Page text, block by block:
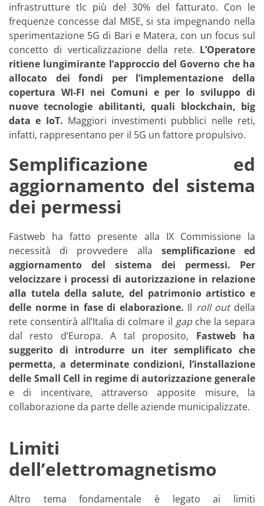
infrastrutture tlc più del 30% del fatturato. Con le
frequenze concesse dal MISE, si sta impegnando nella
sperimentazione 5G di Bari e Matera, con un focus sul
concetto di verticalizzazione della rete. L’Operatore
ritiene lungimirante l’approccio del Governo che ha
allocato dei fondi per l’implementazione della
copertura WI-FI nei Comuni e per lo sviluppo di
nuove tecnologie abilitanti, quali blockchain, big
data e IoT. Maggiori investimenti pubblici nelle reti,
infatti, rappresentano per il 5G un fattore propulsivo.
Semplificazione ed
aggiornamento del sistema
dei permessi
Fastweb ha fatto presente alla IX Commissione la
necessità di provvedere alla semplificazione ed
aggiornamento del sistema dei permessi. Per
velocizzare i processi di autorizzazione in relazione
alla tutela della salute, del patrimonio artistico e
delle norme in fase di elaborazione. Il roll outdella
rete consentirà all’Italia di colmare il gap che la separa
dal resto d’Europa. A tal proposito, Fastweb ha
suggerito di introdurre un iter semplificato che
permetta, a determinate condizioni, l’installazione
delle Small Cell in regime di autorizzazione generale
e di incentivare, attraverso apposite misure, la
collaborazione da parte delle aziende municipalizzate.
Limiti
dell’elettromagnetismo
Altro tema fondamentale è legato ai limiti